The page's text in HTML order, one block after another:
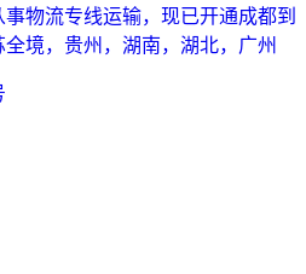
物流专线运输，现已开通成都到
境，贵州，湖南，湖北，广州